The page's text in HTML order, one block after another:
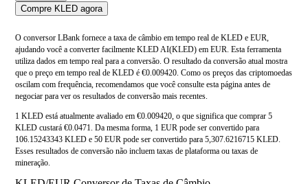
Compre KLED agora
O conversor LBank fornece a taxa de câmbio em tempo real de KLED e EUR,
ajudando você a converter facilmente KLED AI(KLED) em EUR. Esta ferramenta
utiliza dados em tempo real para a conversão. O resultado da conversão atual mostra
que o preço em tempo real de KLED é €0.009420. Como os preços das criptomoedas
oscilam com frequência, recomendamos que você consulte esta página antes de
negociar para ver os resultados de conversão mais recentes.
1 KLED está atualmente avaliado em €0.009420, o que significa que comprar 5
KLED custará €0.0471. Da mesma forma, 1 EUR pode ser convertido para
106.15243343 KLED e 50 EUR pode ser convertido para 5,307.6216715 KLED.
Esses resultados de conversão não incluem taxas de plataforma ou taxas de
mineração.